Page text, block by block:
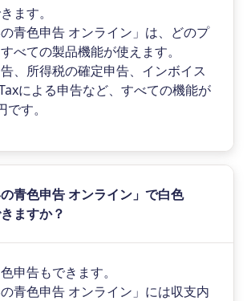
ます。
の青色申告 オンライン」は、どのプ
べての製品機能が使えます。
、所得税の確定申告、インボイス
による申告など、すべての機能が
す。
の青色申告 オンライン」で白色
ますか？
申告もできます。
の青色申告 オンライン」には収支内